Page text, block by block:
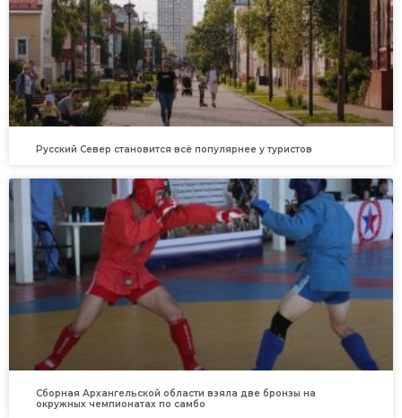
Русский Север становится всё популярнее у туристов
Сборная Архангельской области взяла две бронзы на
окружных чемпионатах по самбо